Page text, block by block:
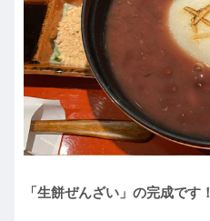
「生餅ぜんざい」の完成です！